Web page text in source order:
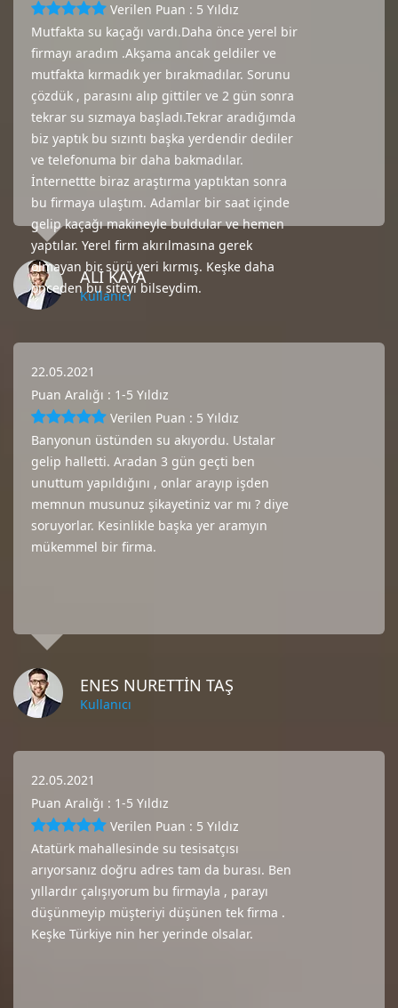
Verilen Puan : 5 Yıldız
Mutfakta su kaçağı vardı.Daha önce yerel bir
firmayı aradım .Akşama ancak geldiler ve
mutfakta kırmadık yer bırakmadılar. Sorunu
çözdük , parasını alıp gittiler ve 2 gün sonra
tekrar su sızmaya başladı.Tekrar aradığımda
biz yaptık bu sızıntı başka yerdendir dediler
ve telefonuma bir daha bakmadılar.
İnternettte biraz araştırma yaptıktan sonra
bu firmaya ulaştım. Adamlar bir saat içinde
gelip kaçağı makineyle buldular ve hemen
yaptılar. Yerel firm akırılmasına gerek
olmayan bir sürü yeri kırmış. Keşke daha
önceden bu siteyi bilseydim.
ALİ KAYA
Kullanıcı
22.05.2021
Puan Aralığı : 1-5 Yıldız
Verilen Puan : 5 Yıldız
Banyonun üstünden su akıyordu. Ustalar
gelip halletti. Aradan 3 gün geçti ben
unuttum yapıldığını , onlar arayıp işden
memnun musunuz şikayetiniz var mı ? diye
soruyorlar. Kesinlikle başka yer aramyın
mükemmel bir firma.
ENES NURETTİN TAŞ
Kullanıcı
22.05.2021
Puan Aralığı : 1-5 Yıldız
Verilen Puan : 5 Yıldız
Atatürk mahallesinde su tesisatçısı
arıyorsanız doğru adres tam da burası. Ben
yıllardır çalışıyorum bu firmayla , parayı
düşünmeyip müşteriyi düşünen tek firma .
Keşke Türkiye nin her yerinde olsalar.